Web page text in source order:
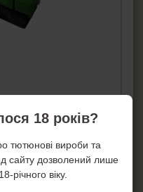
грн.
18 років?
тютюнові вироби та
сайту дозволений лише
річного віку.